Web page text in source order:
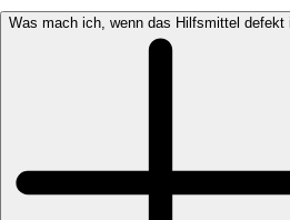
Was mach ich, wenn das Hilfsmittel defekt